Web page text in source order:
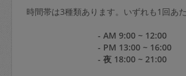
時間帯は3種類あります。いずれも1回あ
- AM 9:00 ~ 12:00
- PM 13:00 ~ 16:00
- 夜 18:00 ~ 21:00